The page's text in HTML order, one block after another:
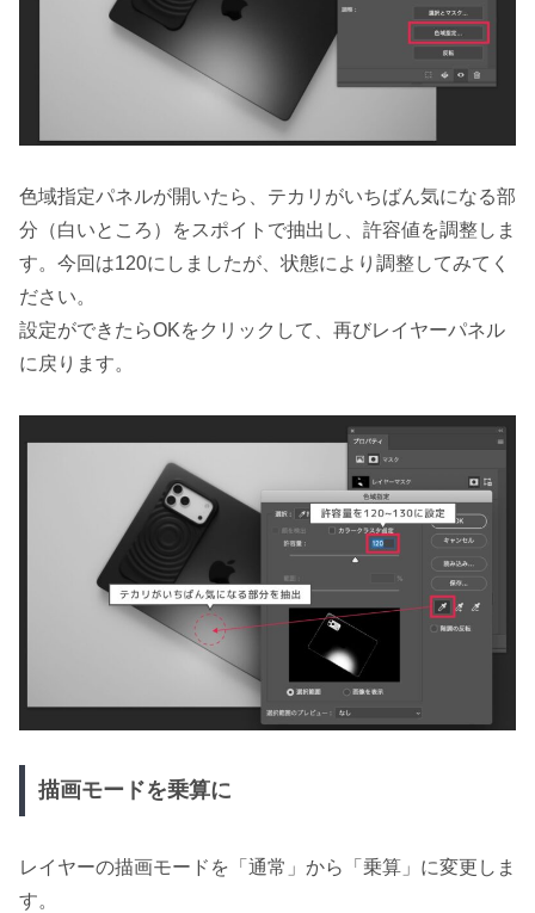
色域指定パネルが開いたら、テカリがいちばん気になる部
分（白いところ）をスポイトで抽出し、許容値を調整しま
す。今回は120にしましたが、状態により調整してみてく
ださい。
設定ができたらOKをクリックして、再びレイヤーパネル
に戻ります。
描画モードを乗算に
レイヤーの描画モードを「通常」から「乗算」に変更しま
す。